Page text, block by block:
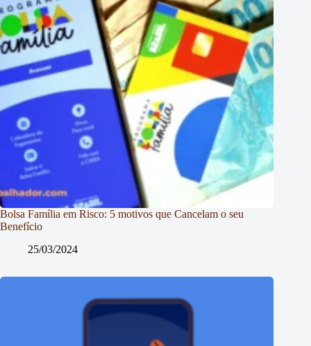
Bolsa Família em Risco: 5 motivos que Cancelam o seu
Benefício
25/03/2024